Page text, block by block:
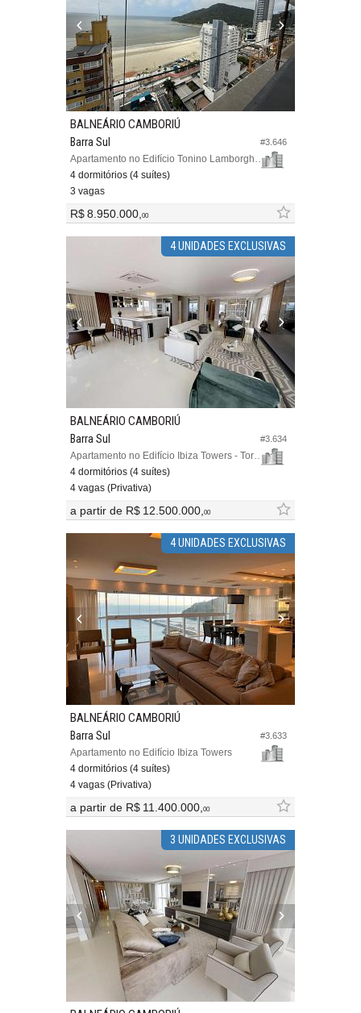
#3.646
BALNEÁRIO CAMBORIÚ
Barra Sul
Apartamento no Edifício Tonino Lamborghini Residences
4 dormitórios (4 suítes)
3 vagas
R$ 8.950.000,00
4 UNIDADES EXCLUSIVAS
#3.634
BALNEÁRIO CAMBORIÚ
Barra Sul
Apartamento no Edifício Ibiza Towers - Torre Central
4 dormitórios (4 suítes)
4 vagas (Privativa)
a partir de R$ 12.500.000,00
4 UNIDADES EXCLUSIVAS
#3.633
BALNEÁRIO CAMBORIÚ
Barra Sul
Apartamento no Edifício Ibiza Towers
4 dormitórios (4 suítes)
4 vagas (Privativa)
a partir de R$ 11.400.000,00
3 UNIDADES EXCLUSIVAS